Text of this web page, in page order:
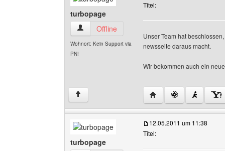
turbopage
turbopage Benutzer-Profile anzeigen
Offline
Wohnort: Kein Support via
PN!
Titel:
Unser Team hat
newsseite daraus macht.
Wir bekommen auch ein
↑ Website dieses
turbopage
12.05.2011 um 11:38
Titel: